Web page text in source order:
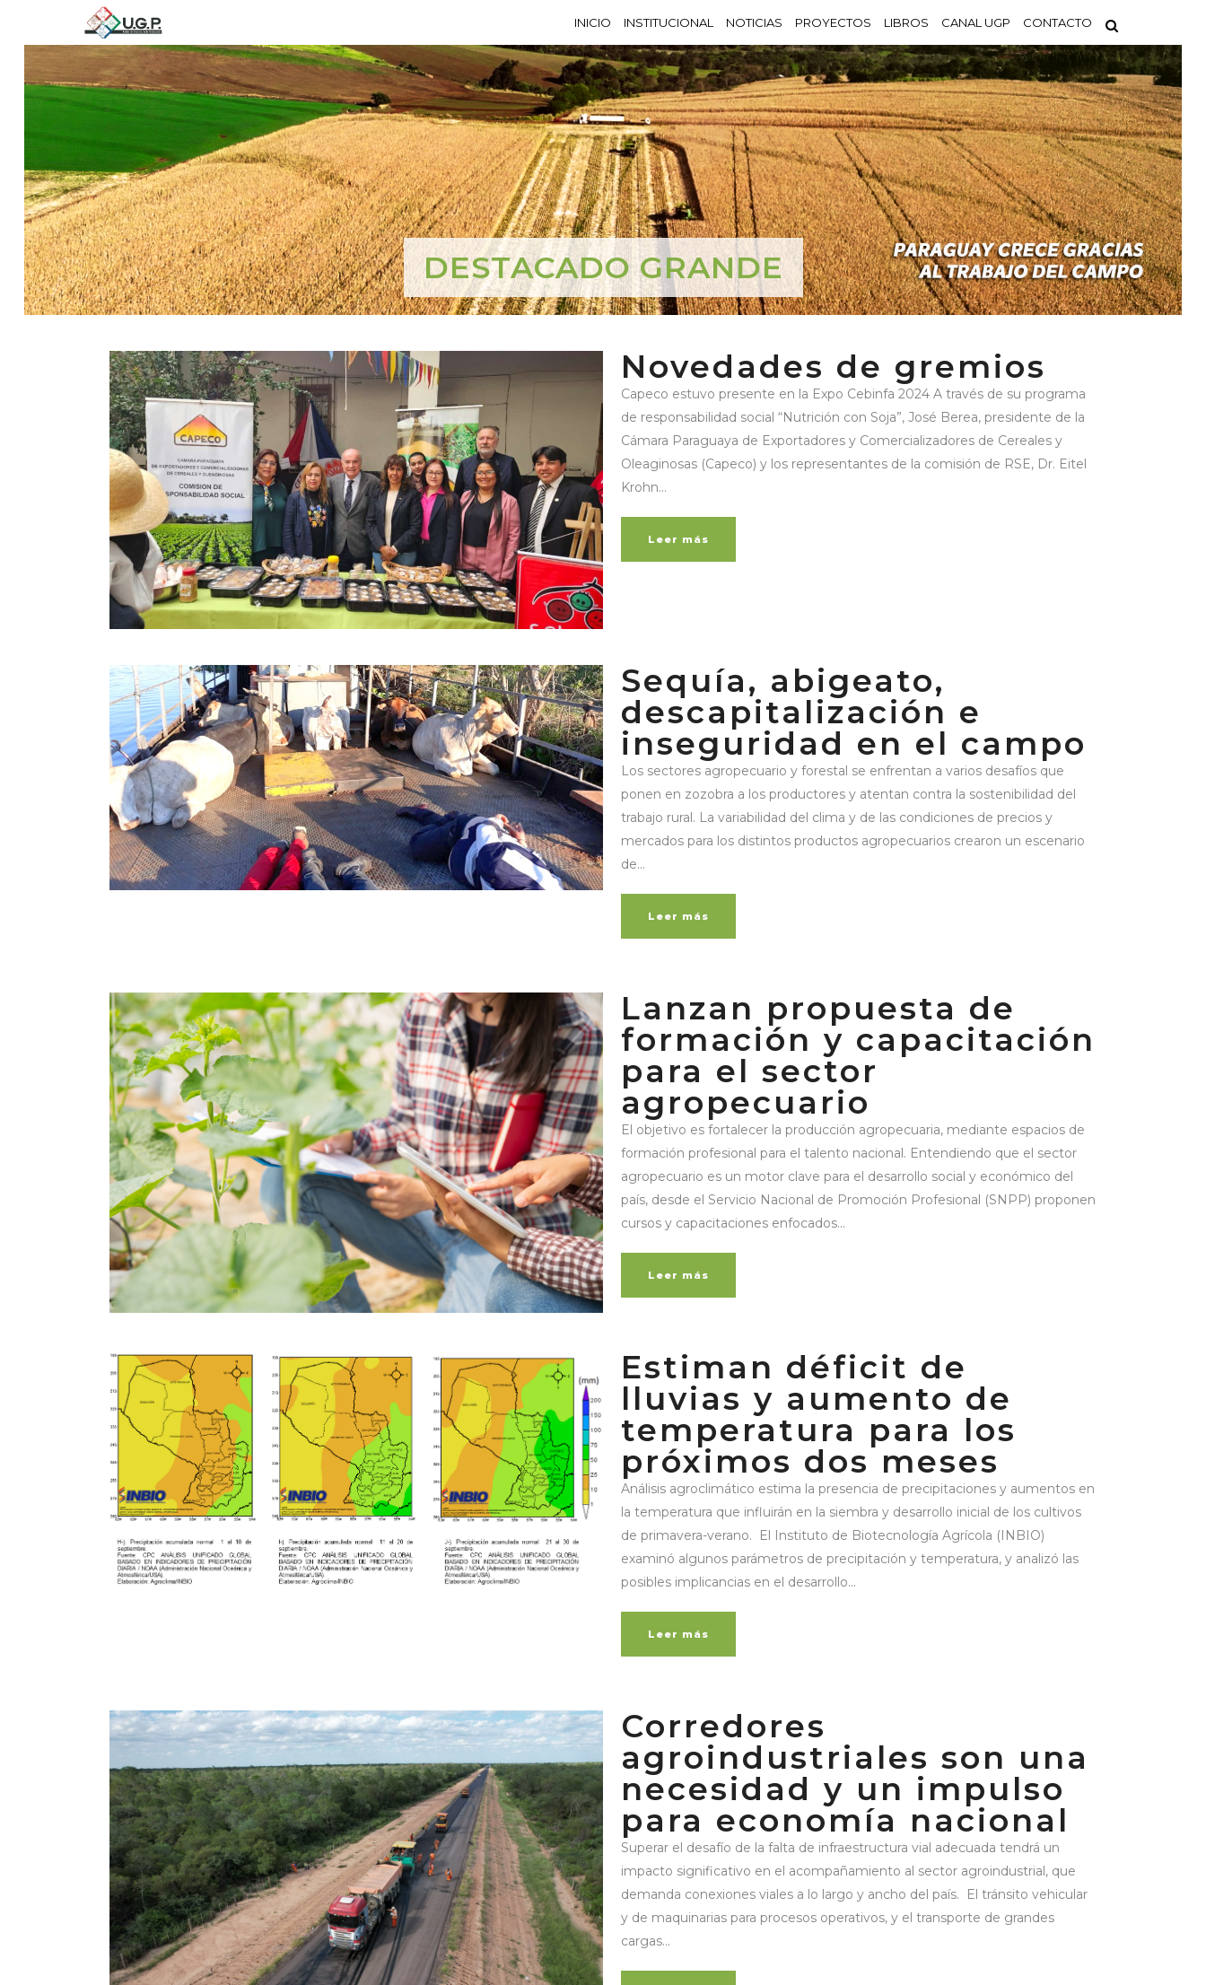
INICIO INSTITUCIONAL NOTICIAS PROYECTOS LIBROS CANAL UGP CONTACTO
DESTACADO GRANDE
Novedades de gremios
Capeco estuvo presente en la Expo Cebinfa 2024 A través de su programa
de responsabilidad social “Nutrición con Soja”, José Berea, presidente de la
Cámara Paraguaya de Exportadores y Comercializadores de Cereales y
Oleaginosas (Capeco) y los representantes de la comisión de RSE, Dr. Eitel
Krohn...
Leer más
Sequía, abigeato,
descapitalización e
inseguridad en el campo
Los sectores agropecuario y forestal se enfrentan a varios desafíos que
ponen en zozobra a los productores y atentan contra la sostenibilidad del
trabajo rural. La variabilidad del clima y de las condiciones de precios y
mercados para los distintos productos agropecuarios crearon un escenario
de...
Leer más
Lanzan propuesta de
formación y capacitación
para el sector
agropecuario
El objetivo es fortalecer la producción agropecuaria, mediante espacios de
formación profesional para el talento nacional. Entendiendo que el sector
agropecuario es un motor clave para el desarrollo social y económico del
país, desde el Servicio Nacional de Promoción Profesional (SNPP) proponen
cursos y capacitaciones enfocados...
Leer más
Estiman déficit de
lluvias y aumento de
temperatura para los
próximos dos meses
Análisis agroclimático estima la presencia de precipitaciones y aumentos en
la temperatura que influirán en la siembra y desarrollo inicial de los cultivos
de primavera-verano. El Instituto de Biotecnología Agrícola (INBIO)
examinó algunos parámetros de precipitación y temperatura, y analizó las
posibles implicancias en el desarrollo...
Leer más
Corredores
agroindustriales son una
necesidad y un impulso
para economía nacional
Superar el desafío de la falta de infraestructura vial adecuada tendrá un
impacto significativo en el acompañamiento al sector agroindustrial, que
demanda conexiones viales a lo largo y ancho del país. El tránsito vehicular
y de maquinarias para procesos operativos, y el transporte de grandes
cargas...